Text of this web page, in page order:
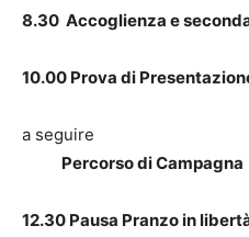
8.30 Accoglienza e
10.00 Prova di
a seguire
Percorso di Campagna
12.30 Pausa Pranzo in